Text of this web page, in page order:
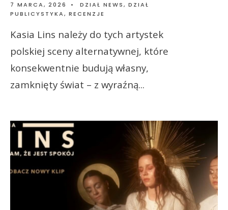
7 MARCA, 2026 • DZIAŁ NEWS, DZIAŁ
PUBLICYSTYKA, RECENZJE
Kasia Lins należy do tych artystek
polskiej sceny alternatywnej, które
konsekwentnie budują własny,
zamknięty świat – z wyraźną...